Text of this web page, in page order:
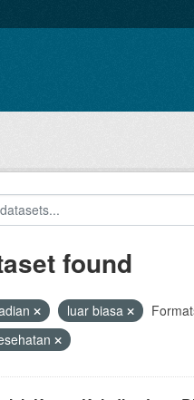
found
luar biasa